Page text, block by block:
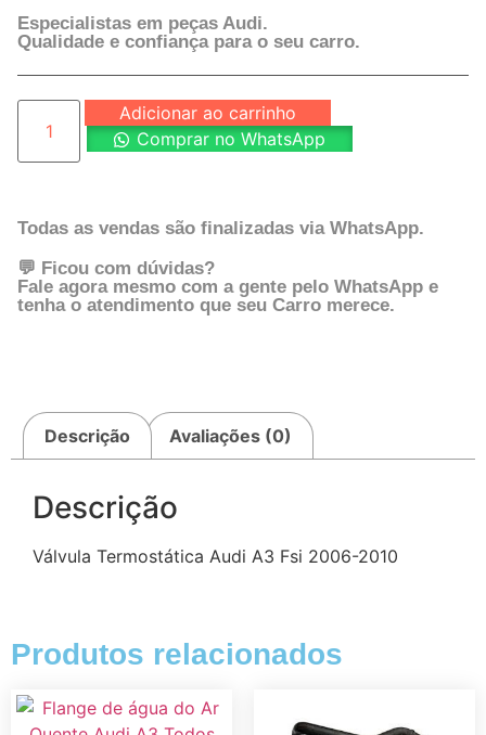
Especialistas em peças Audi.
Qualidade e confiança para o seu carro.
Adicionar ao carrinho
Comprar no WhatsApp
Todas as vendas são finalizadas via WhatsApp.
💬 Ficou com dúvidas?
Fale agora mesmo com a gente pelo WhatsApp e
tenha o atendimento que seu Carro merece.
Descrição Avaliações (0)
Descrição
Válvula Termostática Audi A3 Fsi 2006-2010
Produtos relacionados